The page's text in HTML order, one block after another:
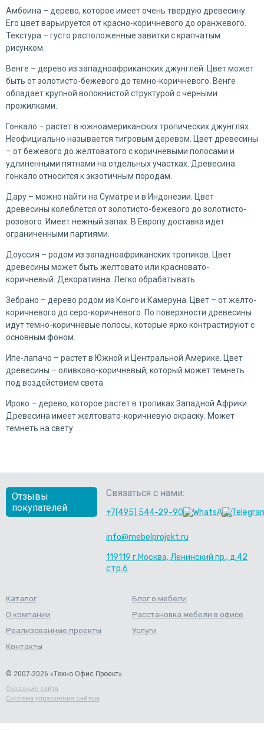
Амбоина – дерево, которое имеет очень твердую древесину.
Его цвет варьируется от красно-коричневого до оранжевого.
Текстура – густо расположенные завитки с крапчатым
рисунком.
Венге – дерево из западноафриканских джунглей. Цвет может
быть от золотисто-бежевого до темно-коричневого. Венге
обладает крупной волокнистой структурой с черными
прожилками.
Гонкало – растет в южноамериканских тропических джунглях.
Неофициально называется тигровым деревом. Цвет древесины
– от бежевого до желтоватого с коричневыми полосами и
удлиненными пятнами на отдельных участках. Древесина
гонкало относится к экзотичным породам.
Дару – можно найти на Суматре и в Индонезии. Цвет
древесины колеблется от золотисто-бежевого до золотисто-
розового. Имеет нежный запах. В Европу доставка идет
ограниченными партиями.
Доуссия – родом из западноафриканских тропиков. Цвет
древесины может быть желтовато или красновато-
коричневый. Декоративна. Легко обрабатывать.
Зебрано – дерево родом из Конго и Камеруна. Цвет – от желто-
коричневого до серо-коричневого. По поверхности древесины
идут темно-коричневые полосы, которые ярко контрастируют с
основным фоном.
Ипе-лапачо – растет в Южной и Центральной Америке. Цвет
древесины – оливково-коричневый, который может темнеть
под воздействием света.
Ироко – дерево, которое растет в тропиках Западной Африки.
Древесина имеет желтовато-коричневую окраску. Может
темнеть на свету.
Отзывы
покупателей
Связаться с нами:
+7(495) 544-29-90
info@mebelprojekt.ru
119119 г.Москва, Ленинский пр., д.42
стр.6
Каталог
Блог о мебели
О компании
Расстановка мебели в офисе
Реализованные проекты
Услуги
Контакты
© 2007-2026 «Техно Офис Проект»
Создание сайта
Система управления сайтом